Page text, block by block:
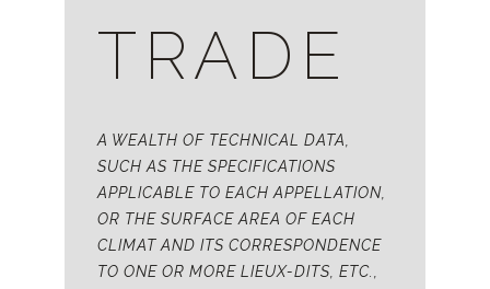
TRADE
A WEALTH OF TECHNICAL DATA,
SUCH AS THE SPECIFICATIONS
APPLICABLE TO EACH APPELLATION,
OR THE SURFACE AREA OF EACH
CLIMAT AND ITS CORRESPONDENCE
TO ONE OR MORE LIEUX-DITS, ETC.,